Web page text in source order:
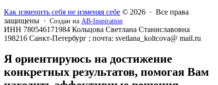
Как изменить себя не изменяя себе © 2026 · Все права
защищены · Создан на AB-Inspiration
ИНН 780546171984 Кольцова Светлана Станиславовна
198216 Санкт-Петербург ; почта: svetlana_koltcova@ mail.ru
Я ориентируюсь на достижение
конкретных результатов, помогая Вам